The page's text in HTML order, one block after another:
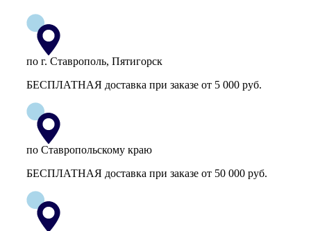
по г. Ставрополь, Пятигорск
БЕСПЛАТНАЯ доставка при заказе от 5 000 руб.
по Ставропольскому краю
БЕСПЛАТНАЯ доставка при заказе от 50 000 руб.